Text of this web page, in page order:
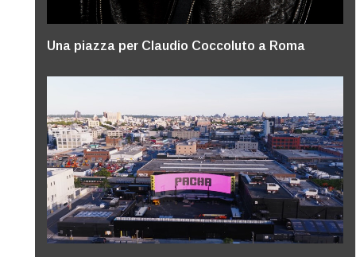
Una piazza per Claudio Coccoluto a Roma